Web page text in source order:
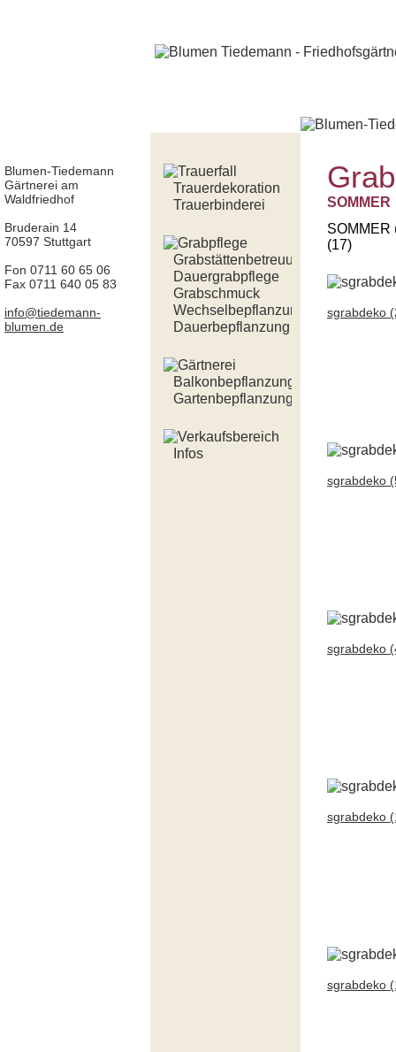
Blumen-Tiedemann
Gärtnerei am
Waldfriedhof
Bruderain 14
70597 Stuttgart
Fon 0711 60 65 06
Fax 0711 640 05 83
info@tiedemann-
blumen.de
Trauerdekoration
Trauerbinderei
Grabstättenbetreuung
Dauergrabpflege
Grabschmuck
Wechselbepflanzung
Dauerbepflanzung
Balkonbepflanzung
Gartenbepflanzung
Infos
SOMMER
(17)
sgrabdeko
sgrabdeko
sgrabdeko
sgrabdeko
sgrabdeko
SOMMER